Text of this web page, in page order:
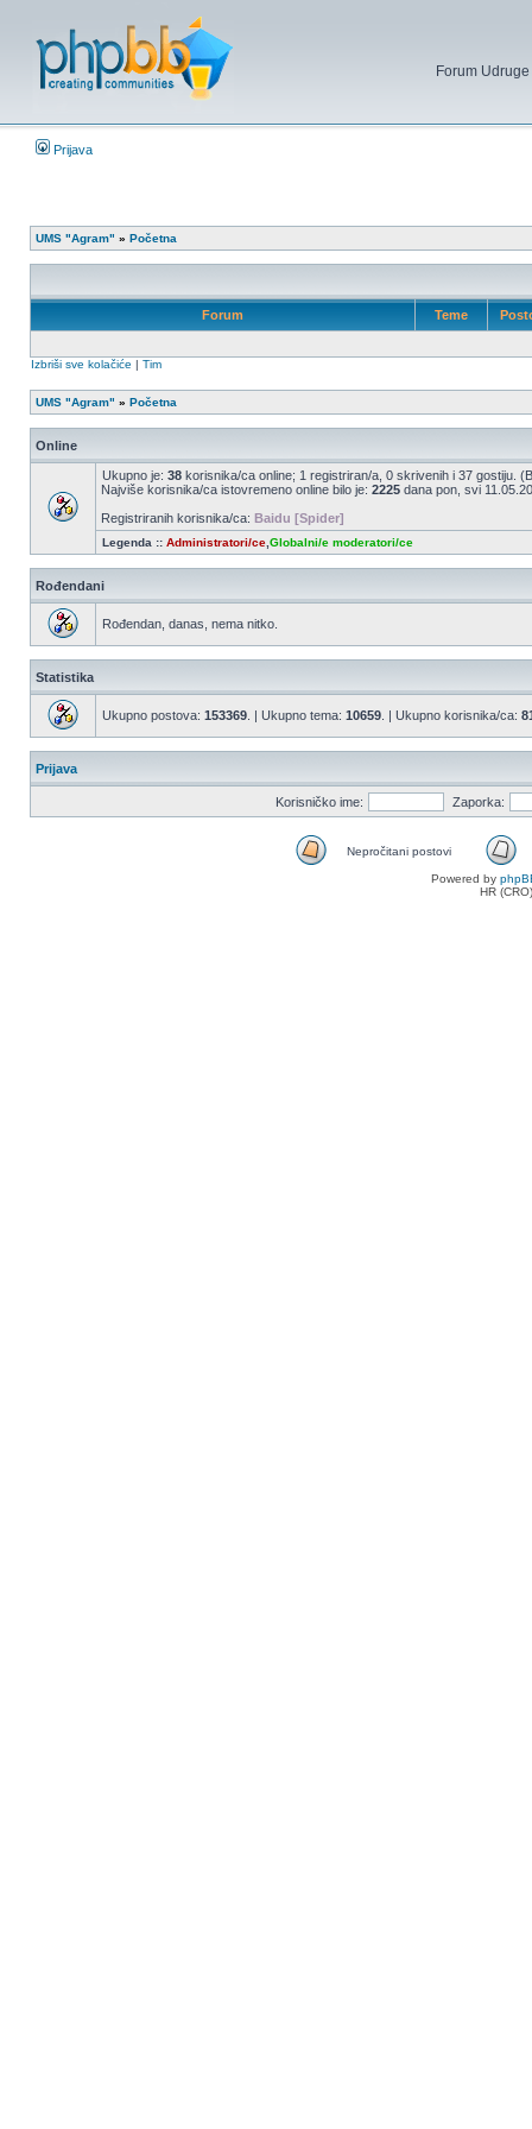
Forum
Prijava
UMS "Agram" » Početna
Forum Teme
Izbriši sve kolačiće | Tim
UMS "Agram" » Početna
Online
Ukupno je: 38 korisnika/ca online; 1 registriran/a, 0 skrivenih i 37 gostiju.
Najviše korisnika/ca istovremeno online bilo je: 2225 dana pon, svi
Registriranih korisnika/ca: Baidu [Spider]
Legenda :: Administratori/ce Globalni/e moderatori/ce
Rođendani
Rođendan, danas, nema nitko.
Statistika
Ukupno postova: 153369 . | Ukupno tema: 10659 . | Ukupno korisnika/ca:
Prijava
Korisničko ime: Zaporka:
Nepročitani postovi
Powered by
HR